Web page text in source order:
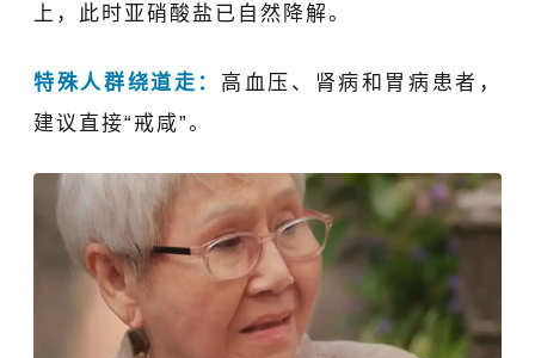
上，此时亚硝酸盐已自然降解。
特殊人群绕道走： 高血压 、肾病和胃病患者，
建议直接“ 戒咸”。